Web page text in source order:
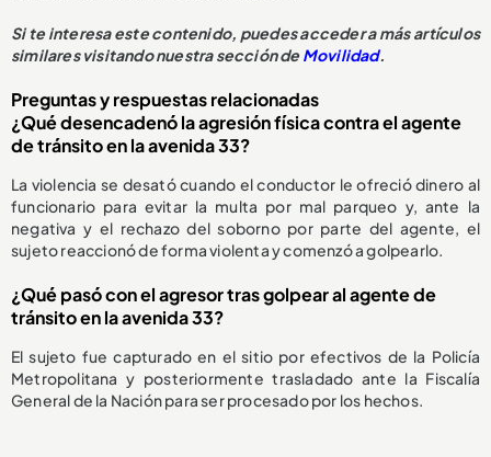
Si te interesa este contenido, puedes acceder a más artículos
similares visitando nuestra sección deMovilidad.
Preguntas y respuestas relacionadas
¿Qué desencadenó la agresión física contra el agente
de tránsito en la avenida 33?
La violencia se desató cuando el conductor le ofreció dinero al
funcionario para evitar la multa por mal parqueo y, ante la
negativa y el rechazo del soborno por parte del agente, el
sujeto reaccionó de forma violenta y comenzó a golpearlo.
¿Qué pasó con el agresor tras golpear al agente de
tránsito en la avenida 33?
El sujeto fue capturado en el sitio por efectivos de la Policía
Metropolitana y posteriormente trasladado ante la Fiscalía
General de la Nación para ser procesado por los hechos.